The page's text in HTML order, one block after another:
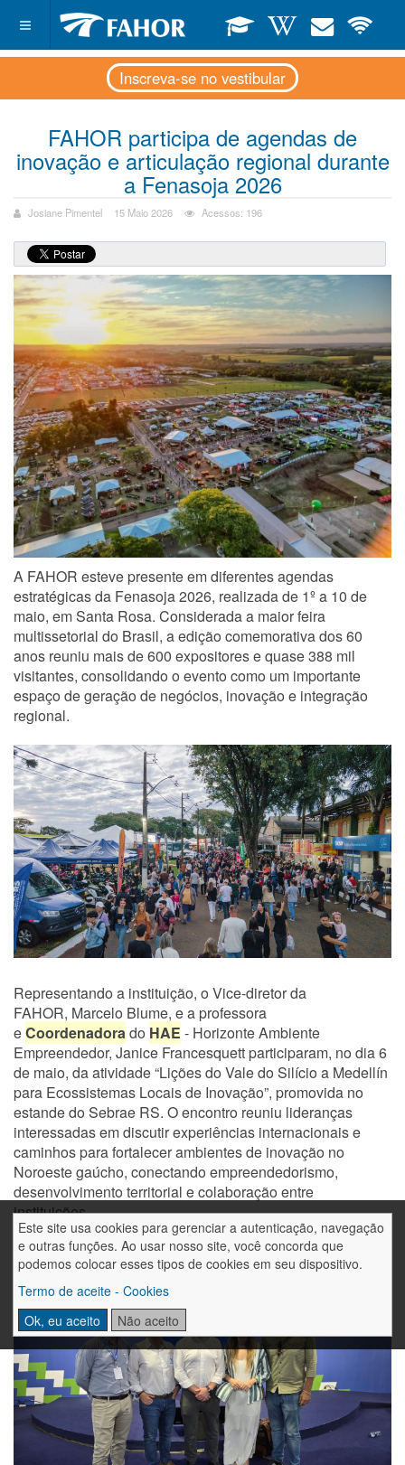
Este site usa cookies para gerenciar a autenticação, navegação
e outras funções. Ao usar nosso site, você concorda que
podemos colocar esses tipos de cookies em seu dispositivo.
Termo de aceite - Cookies
Ok, eu aceito
Não aceito
Inscreva-se no vestibular
FAHOR participa de agendas de
inovação e articulação regional durante
a Fenasoja 2026
Josiane Pimentel 15 Maio 2026 Acessos: 196
A FAHOR esteve presente em diferentes agendas
estratégicas da Fenasoja 2026, realizada de 1º a 10 de
maio, em Santa Rosa. Considerada a maior feira
multissetorial do Brasil, a edição comemorativa dos 60
anos reuniu mais de 600 expositores e quase 388 mil
visitantes, consolidando o evento como um importante
espaço de geração de negócios, inovação e integração
regional.
Representando a instituição, o Vice-diretor da
FAHOR, Marcelo Blume, e a professora
eCoordenadora do HAE - Horizonte Ambiente
Empreendedor, Janice Francesquett participaram, no dia 6
de maio, da atividade “Lições do Vale do Silício a Medellín
para Ecossistemas Locais de Inovação”, promovida no
estande do Sebrae RS. O encontro reuniu lideranças
interessadas em discutir experiências internacionais e
caminhos para fortalecer ambientes de inovação no
Noroeste gaúcho, conectando empreendedorismo,
desenvolvimento territorial e colaboração entre
instituições.